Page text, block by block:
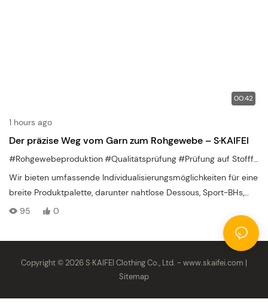
00:42
1 hours ago
Der präzise Weg vom Garn zum Rohgewebe – S·KAIFEI
#Rohgewebeproduktion#Qualitätsprüfung#Prüfung auf Stofffehler
Wir bieten umfassende Individualisierungsmöglichkeiten für eine
breite Produktpalette, darunter nahtlose Dessous, Sport-BHs,
Periodenunterwäsche und Shapewear. Ob Sie geringe
Mindestbestellmengen für ein neues Unternehmen oder eine
Großproduktion für etablierte Handelsketten benötigen – unser
Stoffauswahl und Schnittmustererstellung bis hin zu Private
Labeling und Verpackung. Wir setzen auf ethische Produktion
und termingerechte Lieferung und sind ein zuverlässiger Partner
95 0
Copyright © 2026 S·KAIFEI Clothing Co., Ltd. - www.skaifei.com |
Sitemap